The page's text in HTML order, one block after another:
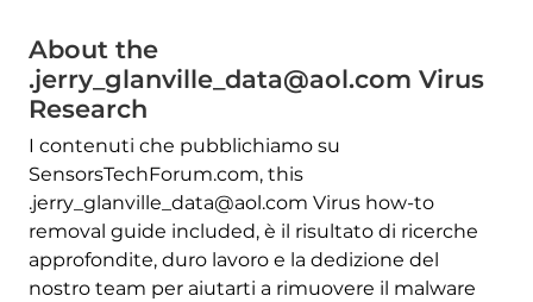
About the
.jerry_glanville_data@aol.com Virus
Research
I contenuti che pubblichiamo su
SensorsTechForum.com, this
.jerry_glanville_data@aol.com Virus how-to
removal guide included, è il risultato di ricerche
approfondite, duro lavoro e la dedizione del
nostro team per aiutarti a rimuovere il malware